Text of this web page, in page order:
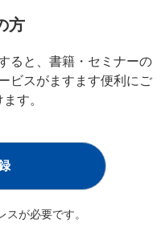
方
ると、書籍・セミナーの
ビスがますます便利にご
す。
が必要です。